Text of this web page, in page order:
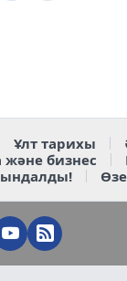
Ұлт тарихы
бизнес